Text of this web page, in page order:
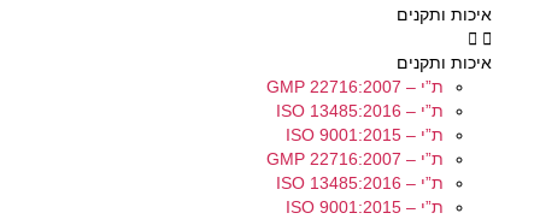
איכות ותקנים
איכות ותקנים
ת”י – GMP 22716:2007
ת”י – ISO 13485:2016
ת”י – ISO 9001:2015
ת”י – GMP 22716:2007
ת”י – ISO 13485:2016
ת”י – ISO 9001:2015